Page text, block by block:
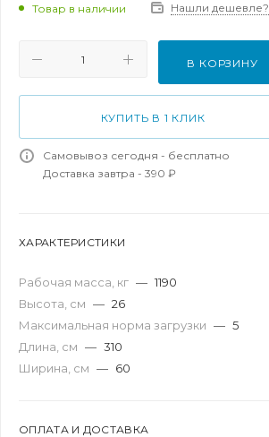
Товар в наличии Нашли дешевле?
В КОРЗИНУ
КУПИТЬ В 1 КЛИК
Самовывоз сегодня - бесплатно
Доставка завтра - 390 ₽
ХАРАКТЕРИСТИКИ
Рабочая масса, кг — 1190
Высота, см — 26
Максимальная норма загрузки — 5
Длина, см — 310
Ширина, см — 60
ОПЛАТА И ДОСТАВКА